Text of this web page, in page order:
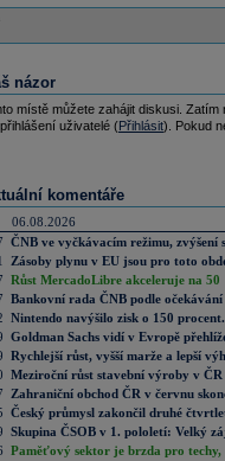
názor
místě můžete zahájit diskusi.
uživatelé (Přihlásit). Pokud
komentáře
06.08.2026
ČNB ve vyčkávacím režimu, zvýšení
Zásoby plynu v EU jsou pro toto
Růst MercadoLibre akceleruje na
Bankovní rada ČNB podle
Nintendo navýšilo zisk o 150
Goldman Sachs vidí v Evropě
Rychlejší růst, vyšší marže a lepší
Meziroční růst stavební výroby v
Zahraniční obchod ČR v červnu
Český průmysl zakončil druhé
Skupina ČSOB v 1. pololetí: Velký
Paměťový sektor je brzda pro techy,